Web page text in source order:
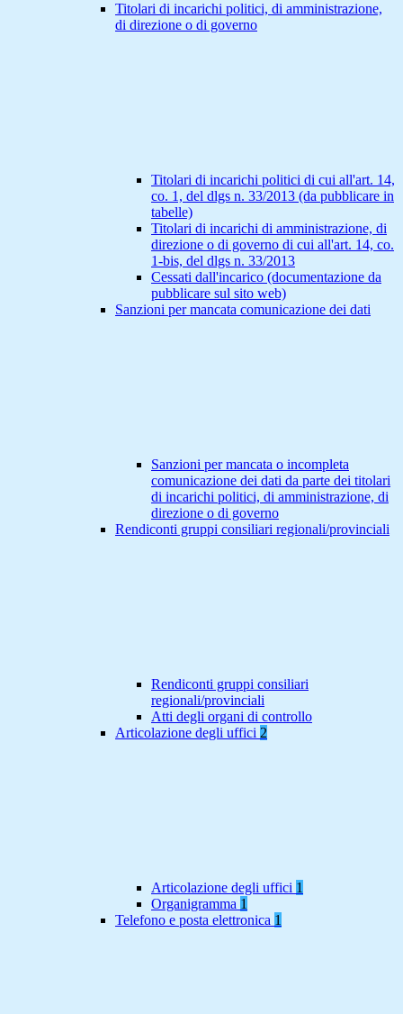
Titolari di incarichi politici, di amministrazione,
di direzione o di governo
Titolari di incarichi politici di cui all'art. 14,
co. 1, del dlgs n. 33/2013 (da pubblicare in
tabelle)
Titolari di incarichi di amministrazione, di
direzione o di governo di cui all'art. 14, co.
1-bis, del dlgs n. 33/2013
Cessati dall'incarico (documentazione da
pubblicare sul sito web)
Sanzioni per mancata comunicazione dei dati
Sanzioni per mancata o incompleta
comunicazione dei dati da parte dei titolari
di incarichi politici, di amministrazione, di
direzione o di governo
Rendiconti gruppi consiliari regionali/provinciali
Rendiconti gruppi consiliari
regionali/provinciali
Atti degli organi di controllo
Articolazione degli uffici 2
Articolazione degli uffici 1
Organigramma 1
Telefono e posta elettronica 1